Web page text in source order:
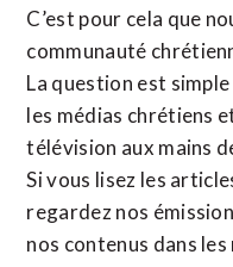
C’est pour cela que
communauté
La question est
les médias chrétiens
télévision aux mains
Si vous lisez les
regardez nos
nos contenus dans